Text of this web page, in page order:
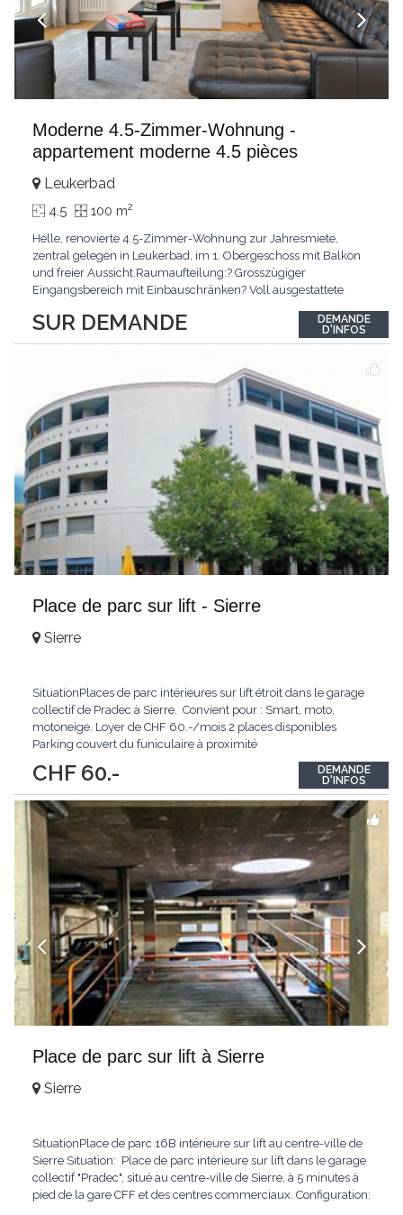
Moderne 4.5-Zimmer-Wohnung -
appartement moderne 4.5 pièces
SUR DEMANDE
Leukerbad
4.5 100 m2
Helle, renovierte 4.5-Zimmer-Wohnung zur Jahresmiete,
zentral gelegen in Leukerbad, im 1. Obergeschoss mit Balkon
und freier Aussicht.Raumaufteilung:? Grosszügiger
Eingangsbereich mit Einbauschränken? Voll ausgestattete
Wohnbereich? Drei Schlafzimmer (inkl. Elternschlafzimmer
mit Einbauschränken)? Badezimmer und Duschbad?
DEMANDE
D'INFOS
Place de parc sur lift - Sierre
CHF 60.-
Sierre
SituationPlaces de parc intérieures sur lift étroit dans le garage
collectif de Pradec à Sierre. Convient pour : Smart, moto,
motoneige. Loyer de CHF 60.-/mois 2 places disponibles
Parking couvert du funiculaire à proximité
DEMANDE
D'INFOS
Place de parc sur lift à Sierre
Sierre
SituationPlace de parc 16B intérieure sur lift au centre-ville de
Sierre Situation: Place de parc intérieure sur lift dans le garage
collectif "Pradec", situé au centre-ville de Sierre, à 5 minutes à
pied de la gare CFF et des centres commerciaux. Configuration: